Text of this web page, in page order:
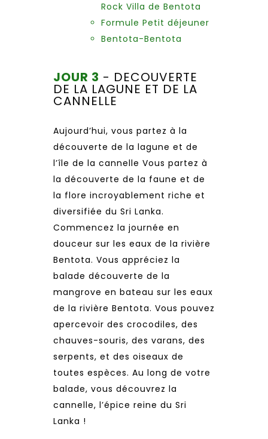
Rock Villa de Bentota
Formule Petit déjeuner
Bentota-Bentota
JOUR 3 - DECOUVERTE
DE LA LAGUNE ET DE LA
CANNELLE
Aujourd’hui, vous partez à la
découverte de la lagune et de
l’île de la cannelle Vous partez à
la découverte de la faune et de
la flore incroyablement riche et
diversifiée du Sri Lanka.
Commencez la journée en
douceur sur les eaux de la rivière
Bentota. Vous appréciez la
balade découverte de la
mangrove en bateau sur les eaux
de la rivière Bentota. Vous pouvez
apercevoir des crocodiles, des
chauves-souris, des varans, des
serpents, et des oiseaux de
toutes espèces. Au long de votre
balade, vous découvrez la
cannelle, l’épice reine du Sri
Lanka !